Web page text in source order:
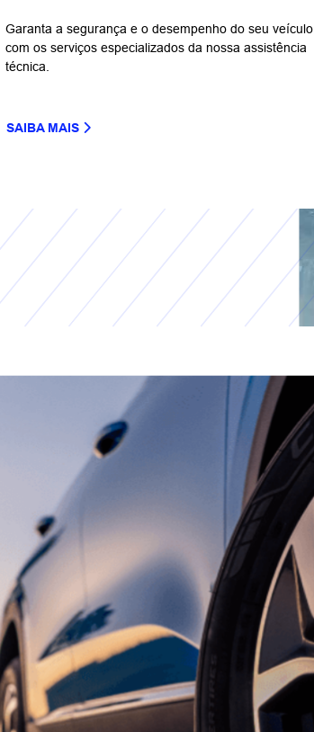
Garanta a segurança e o desempenho do seu veículo
com os serviços especializados da nossa assistência
técnica.
SAIBA MAIS